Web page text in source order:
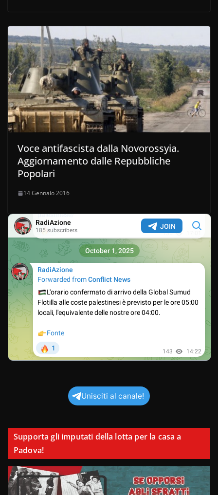
Voce antifascista dalla Novorossyia.
Aggiornamento dalle Repubbliche
Popolari
14 Gennaio 2016
Unisciti al canale!
Supporta gli imputati della lotta per la casa a
Padova!